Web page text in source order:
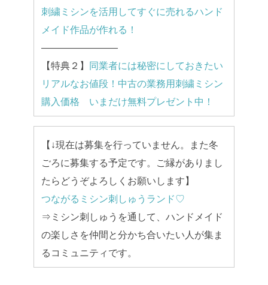
刺繍ミシンを活用してすぐに売れるハンド
メイド作品が作れる！
————————
【特典２】
同業者には秘密にしておきたい
リアルなお値段！中古の業務用刺繍ミシン
購入価格 いまだけ無料プレゼント中！
【↓現在は募集を行っていません。また冬
ごろに募集する予定です。ご縁がありまし
たらどうぞよろしくお願いします】
つながるミシン刺しゅうランド♡
⇒ミシン刺しゅうを通して、ハンドメイド
の楽しさを仲間と分かち合いたい人が集ま
るコミュニティです。